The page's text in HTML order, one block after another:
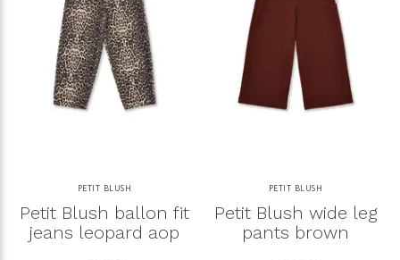
PETIT BLUSH
Petit Blush ballon fit
jeans leopard aop
PETIT BLUSH
Petit Blush wide leg
pants brown